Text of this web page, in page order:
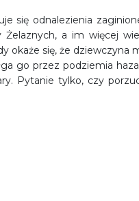
się odnalezienia
Żelaznych, a im więcej
okaże się, że dziewczyna
go przez podziemia
Pytanie tylko, czy